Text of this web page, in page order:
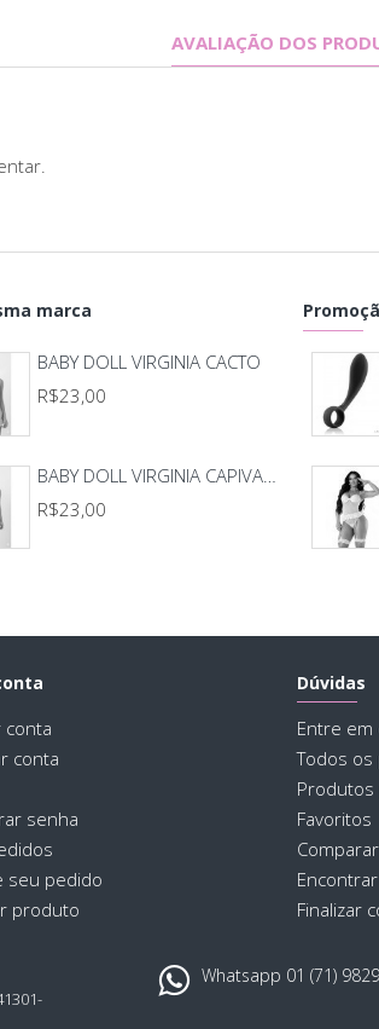
AVALIAÇÃO DOS
marca
BABY DOLL VIRGINIA CACTO
R$23,00
R$23,00
conta
conta
senha
seu pedido
produto
Dúvidas
Entre em
Todos
Produtos
Favoritos
Finalizar
Whatsapp 01 (71)